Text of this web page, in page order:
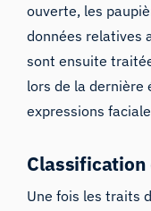
ouverte, les
données relatives
sont ensuite
lors de la dernière
expressions
Classification
Une fois les traits